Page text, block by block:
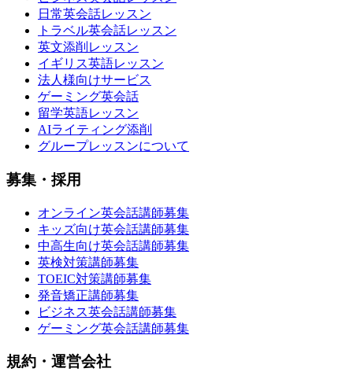
日常英会話レッスン
トラベル英会話レッスン
英文添削レッスン
イギリス英語レッスン
法人様向けサービス
ゲーミング英会話
留学英語レッスン
AIライティング添削
グループレッスンについて
募集・採用
オンライン英会話講師募集
キッズ向け英会話講師募集
中高生向け英会話講師募集
英検対策講師募集
TOEIC対策講師募集
発音矯正講師募集
ビジネス英会話講師募集
ゲーミング英会話講師募集
規約・運営会社